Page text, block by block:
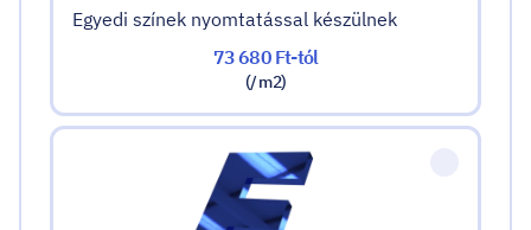
Egyedi színek nyomtatással készülnek
73 680 Ft-tól
(/ m2)